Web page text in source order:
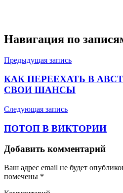
Навигация по
Предыдущая запись
КАК ПЕРЕЕХАТЬ В
СВОИ ШАНСЫ
Следующая запись
ПОТОП В ВИКТОРИИ
Добавить комментарий
Ваш адрес email не будет
помечены *